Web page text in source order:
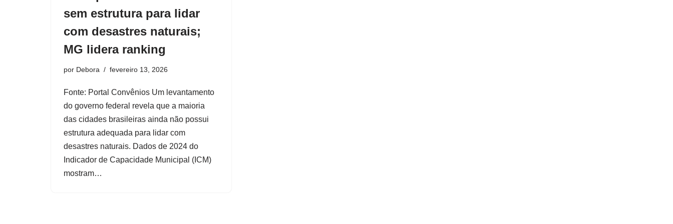
sem estrutura para lidar
com desastres naturais;
MG lidera ranking
por Debora fevereiro 13, 2026
Fonte: Portal Convênios Um levantamento
do governo federal revela que a maioria
das cidades brasileiras ainda não possui
estrutura adequada para lidar com
desastres naturais. Dados de 2024 do
Indicador de Capacidade Municipal (ICM)
mostram…